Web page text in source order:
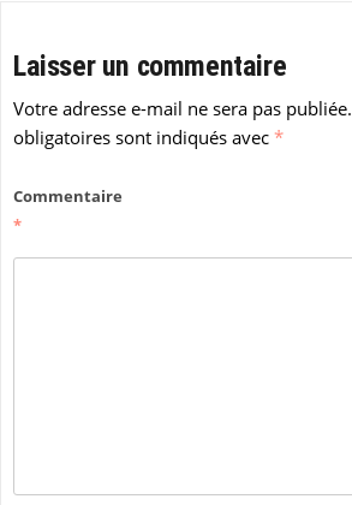
Laisser un commentaire
Votre adresse e-mail ne sera pas publiée.
obligatoires sont indiqués avec *
Commentaire
*